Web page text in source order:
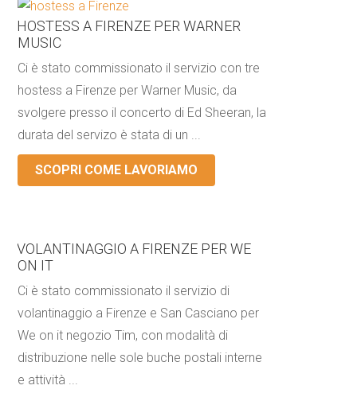
HOSTESS A FIRENZE PER WARNER
MUSIC
Ci è stato commissionato il servizio con tre
hostess a Firenze per Warner Music, da
svolgere presso il concerto di Ed Sheeran, la
durata del servizo è stata di un ...
SCOPRI COME LAVORIAMO
VOLANTINAGGIO A FIRENZE PER WE
ON IT
Ci è stato commissionato il servizio di
volantinaggio a Firenze e San Casciano per
We on it negozio Tim, con modalità di
distribuzione nelle sole buche postali interne
e attività ...